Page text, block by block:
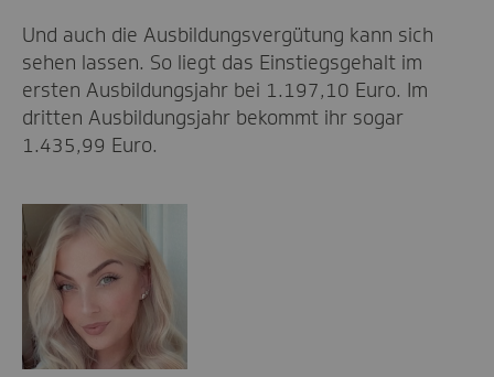
Und auch die Ausbildungsvergütung kann sich
sehen lassen. So liegt das Einstiegsgehalt im
ersten Ausbildungsjahr bei 1.197,10 Euro. Im
dritten Ausbildungsjahr bekommt ihr sogar
1.435,99 Euro.